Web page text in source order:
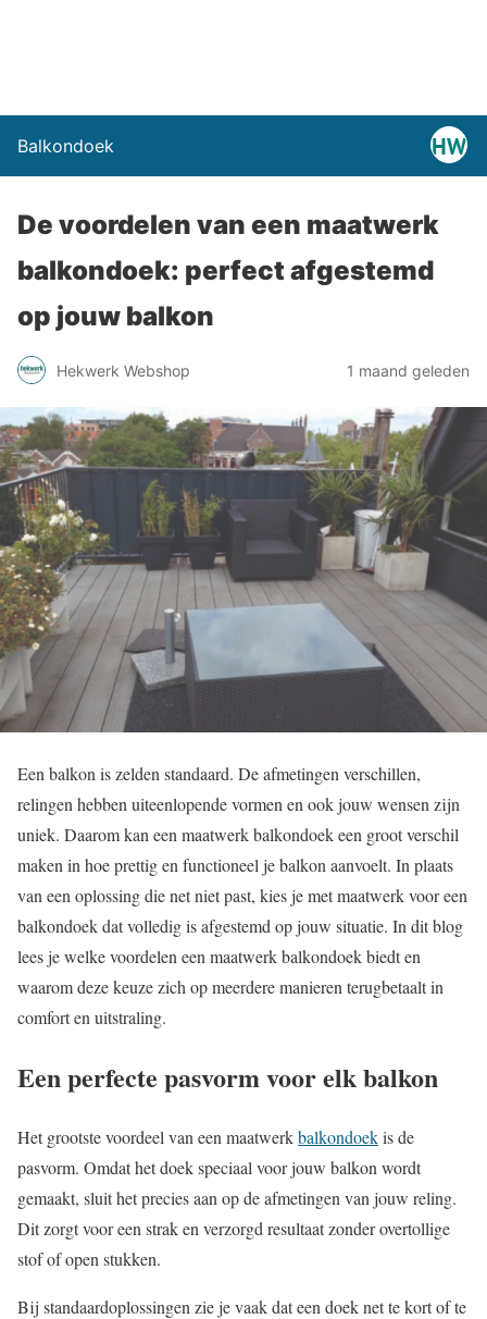
Balkondoek
De voordelen van een maatwerk
balkondoek: perfect afgestemd
op jouw balkon
Hekwerk Webshop 1 maand geleden
Een balkon is zelden standaard. De afmetingen verschillen,
relingen hebben uiteenlopende vormen en ook jouw wensen zijn
uniek. Daarom kan een maatwerk balkondoek een groot verschil
maken in hoe prettig en functioneel je balkon aanvoelt. In plaats
van een oplossing die net niet past, kies je met maatwerk voor een
balkondoek dat volledig is afgestemd op jouw situatie. In dit blog
lees je welke voordelen een maatwerk balkondoek biedt en
waarom deze keuze zich op meerdere manieren terugbetaalt in
comfort en uitstraling.
Een perfecte pasvorm voor elk balkon
Het grootste voordeel van een maatwerkbalkondoekis de
pasvorm. Omdat het doek speciaal voor jouw balkon wordt
gemaakt, sluit het precies aan op de afmetingen van jouw reling.
Dit zorgt voor een strak en verzorgd resultaat zonder overtollige
stof of open stukken.
Bij standaardoplossingen zie je vaak dat een doek net te kort of te